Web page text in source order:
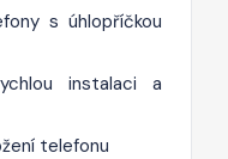
s úhlopříčkou
instalaci a
telefonu